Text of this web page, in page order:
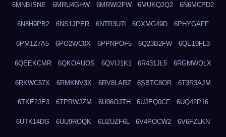
6MNBISNE 6MRU4GHW 6MRWI2FW 6MUKQ2Q2 6N6MCPD2
6N8H9PB2 6NS1JPER 6NTR3U7I 6OXMG49D 6PHYGAFF
6PM1Z7A5 6PO2WC0X 6PPNPOF5 6Q23B2FW 6QE19FL3
6QEEKCMR 6QKOAUOS 6QVIJ1K1 6R431JL5 6RGMWOLX
6RKWC57X 6RMKNV3X 6RV8LARZ 6SBTC8OR 6T3R3AJM
6TKE2JE3 6TPRWJZM 6U06OJTH 6UJEQ0CF 6UQ42P16
6UTK14DG 6UU9ROQK 6UZUZF6L 6V4POCW2 6V6FZLKN